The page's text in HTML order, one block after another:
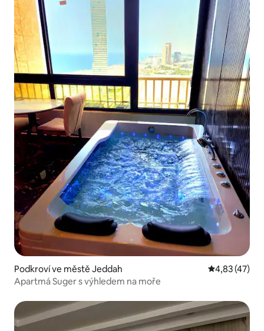
Podkroví ve městě Jeddah Průměrné
4,83 (47)
Apartmá Suger s výhledem na moře